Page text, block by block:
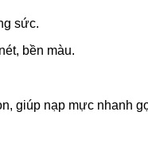
sức.
bền màu.
giúp nạp mực nhanh